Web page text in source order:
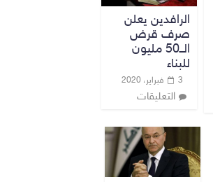
الرافدين يعلن
صرف قرض
الــ50 مليون
للبناء
3 فبراير، 2020
التعليقات